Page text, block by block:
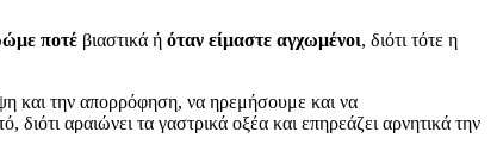
ποτέ βιαστικά ή όταν είμαστε αγχωμένοι, διότι τότε η
και την απορρόφηση, να ηρεμήσουμε και να
αραιώνει τα γαστρικά οξέα και επηρεάζει αρνητικά την